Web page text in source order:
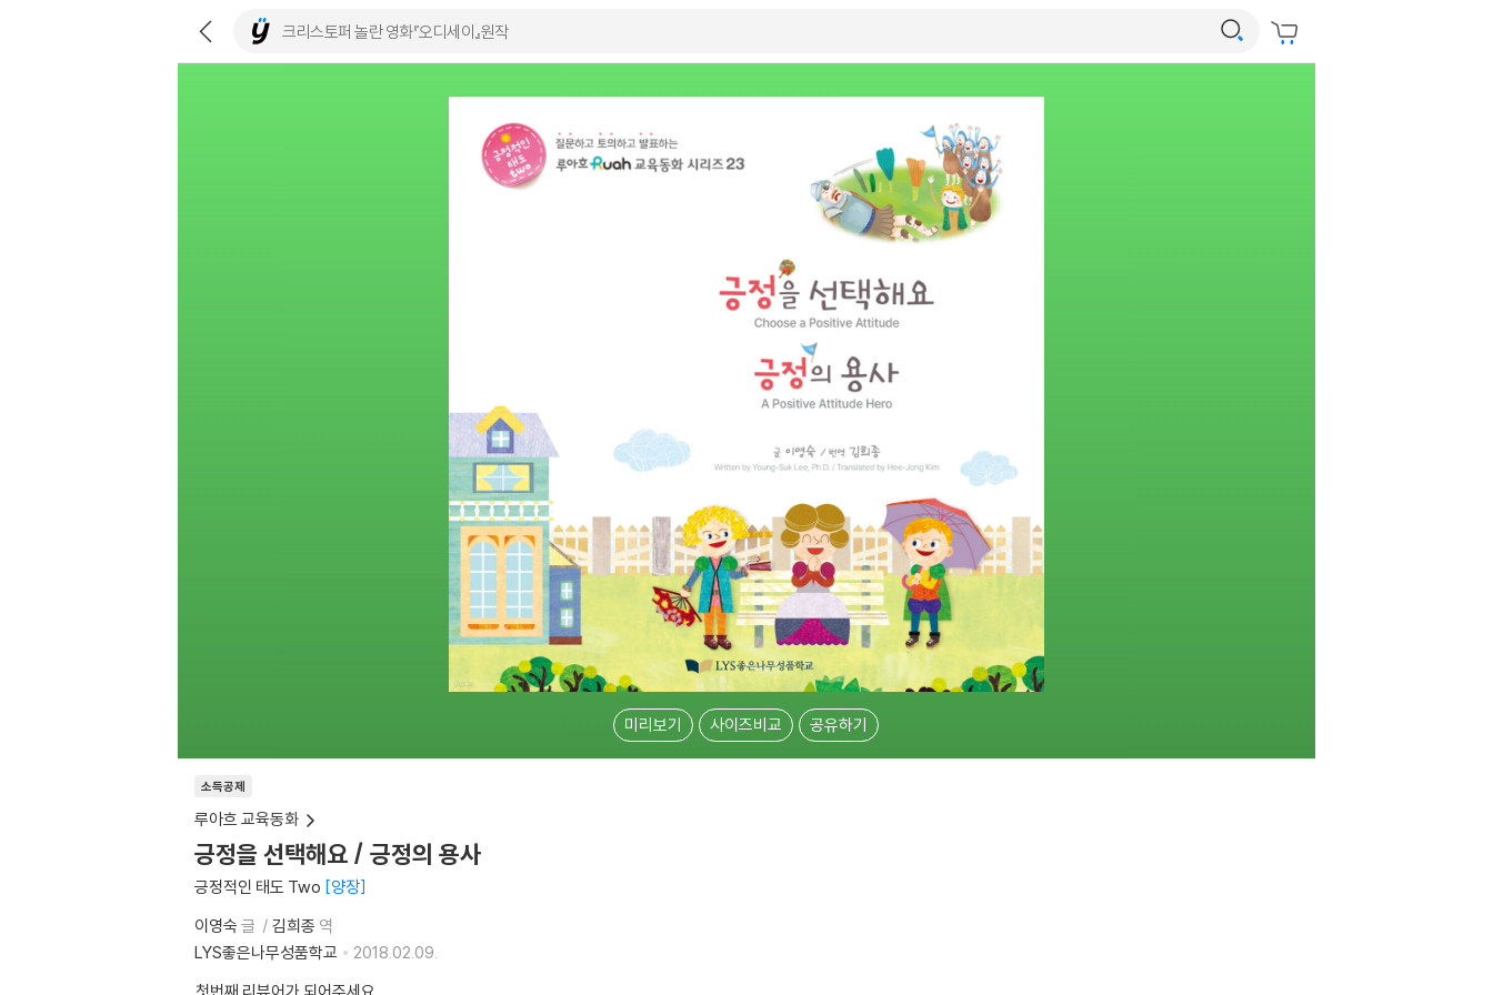
미리보기 사이즈비교 공유하기
소득공제
루아흐 교육동화
긍정을 선택해요 / 긍정의 용사
긍정적인 태도 Two 양장
이영숙 글 김희종 역
LYS좋은나무성품학교
2018.02.09.